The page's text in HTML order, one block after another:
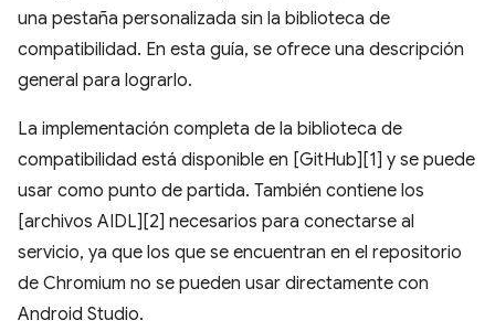
una pestaña personalizada sin la biblioteca de
compatibilidad. En esta guía, se ofrece una descripción
general para lograrlo.
La implementación completa de la biblioteca de
compatibilidad está disponible en [GitHub][1] y se puede
usar como punto de partida. También contiene los
[archivos AIDL][2] necesarios para conectarse al
servicio, ya que los que se encuentran en el repositorio
de Chromium no se pueden usar directamente con
Android Studio.